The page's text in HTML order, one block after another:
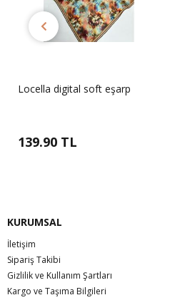
Locella digital soft eşarp
139.90 TL
KURUMSAL
İletişim
Sipariş Takibi
Gizlilik ve Kullanım Şartları
Kargo ve Taşıma Bilgileri